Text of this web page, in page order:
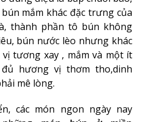
mắm khác đặc trưng của
thành phần tô bún không
bún nước lèo nhưng khác
tương xay , mắm và một ít
hương vị thơm tho,dinh
mê lòng.
các món ngon ngày nay